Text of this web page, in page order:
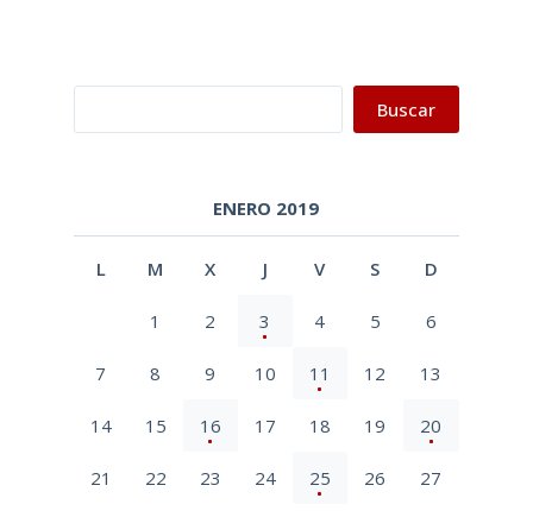
Buscar
ENERO 2019
L M X J V S D
1 2 3 4 5 6
7 8 9 10 11 12 13
14 15 16 17 18 19 20
21 22 23 24 25 26 27